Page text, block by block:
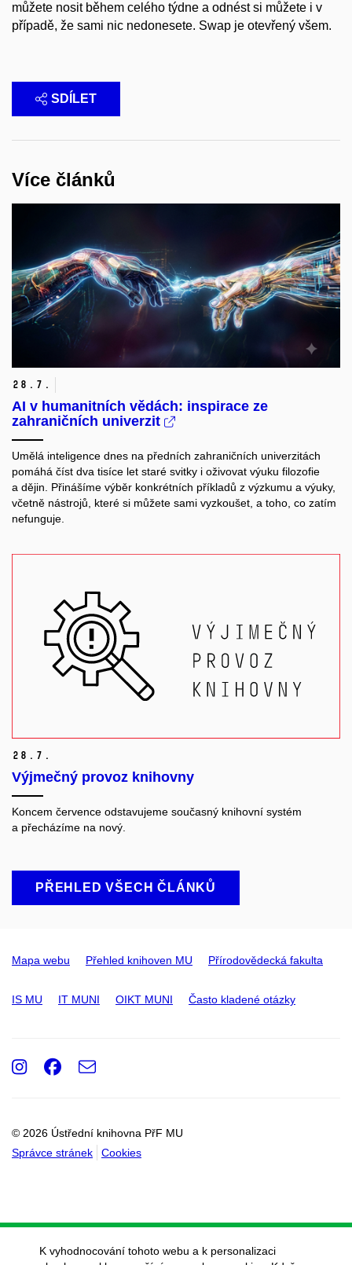
můžete nosit během celého týdne a odnést si můžete i v
případě, že sami nic nedonesete. Swap je otevřený všem.
SDÍLET
Více článků
28. 7.
AI v humanitních vědách: inspirace ze
zahraničních univerzit
Umělá inteligence dnes na předních zahraničních univerzitách
pomáhá číst dva tisíce let staré svitky i oživovat výuku filozofie
a dějin. Přinášíme výběr konkrétních příkladů z výzkumu a výuky,
včetně nástrojů, které si můžete sami vyzkoušet, a toho, co zatím
nefunguje.
28. 7.
Výjmečný provoz knihovny
Koncem července odstavujeme současný knihovní systém
a přecházíme na nový.
PŘEHLED VŠECH ČLÁNKŮ
Mapa webu Přehled knihoven MU Přírodovědecká fakulta
IS MU IT MUNI OIKT MUNI Často kladené otázky
© 2026 Ústřední knihovna PřF MU
Správce stránek
Cookies
Instagram
Facebook
e-
K vyhodnocování tohoto webu a k personalizaci